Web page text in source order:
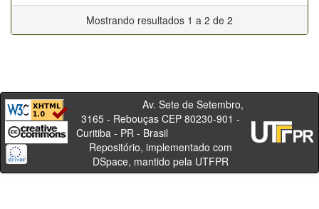
Mostrando resultados 1 a 2 de 2
Av. Sete de Setembro,
3165 - Rebouças CEP 80230-901 -
Curitiba - PR - Brasil
Repositório, implementado com
DSpace, mantido pela UTFPR